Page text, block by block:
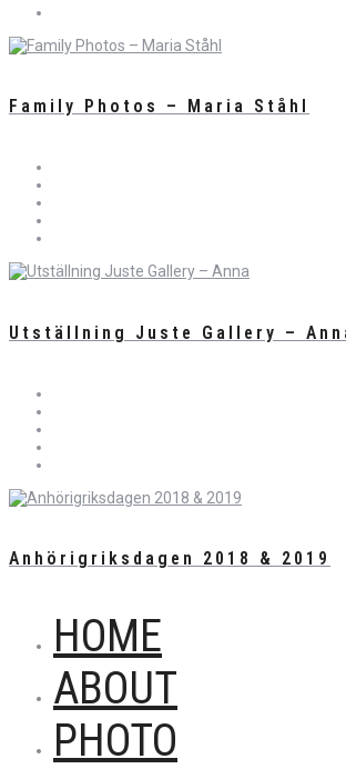
Family Photos – Maria Ståhl
Utställning Juste Gallery –
Anhörigriksdagen 2018 & 2019
HOME
ABOUT
PHOTO